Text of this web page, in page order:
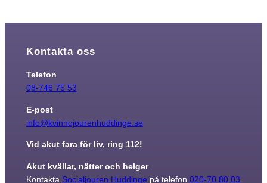
Kontakta oss
Telefon
08-746 75 53
E-post
info@kvinnojourenhuddinge.se
Vid akut fara för liv, ring 112!
Akut kvällar, nätter och helger
Kontakta Socialjouren Huddinge på telefon 020-70 80 03